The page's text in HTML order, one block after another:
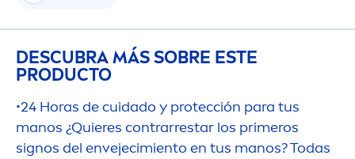
DESCUBRA MÁS SOBRE ESTE
PRODUCTO
•24 Horas de cuidado y protección para tus
manos ¿Quieres contrarrestar los primeros
signos del envejecimiento en tus manos? Todas